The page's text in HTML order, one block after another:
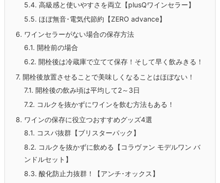
5.4. 高級感と使いやすさを両立【plusQワインセラー】
5.5. ほぼ無音･電気代節約【ZERO advance】
6. ワインセラーがない場合の保存方法
6.1. 開栓前の場合
6.2. 開栓後は冷蔵庫で立てて保存！そして早く飲みきる！
7. 開栓後放置させることで美味しくなることはほぼない！
7.1. 開栓後の飲み頃は平均して2～3日
7.2. コルクを抜かずにワインを飲む方法もある！
8. ワインの保存に役立つおすすめグッズ4選
8.1. コスパ抜群【ブリスターパック】
8.2. コルクを抜かずに飲める【コラヴァン モデルワン バ
ンドルセット】
8.3. 酸化防止力抜群！【アンチ･オックス】